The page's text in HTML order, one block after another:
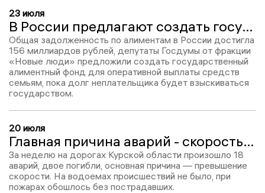
23 июля
В России предлагают создать государственный алиментный фонд
Общая задолженность по алиментам в России достигла
156 миллиардов рублей, депутаты Госдумы от фракции
«Новые люди» предложили создать государственный
алиментный фонд для оперативной выплаты средств
семьям, пока долг неплательщика будет взыскиваться
государством.
20 июля
Главная причина аварий - скорость: в Курской области за неделю произошло 18 ДТП
За неделю на дорогах Курской области произошло 18
аварий, двое погибли, основная причина — превышение
скорости. На водоемах происшествий не было, при
пожарах обошлось без пострадавших.